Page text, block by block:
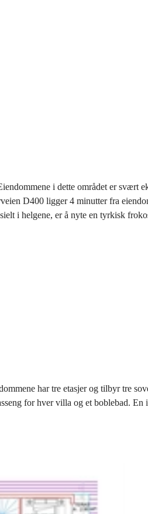
i dette området er svært
D400 ligger 4 minutter fra
i helgene, er å nyte en tyrkisk
har tre etasjer og tilbyr tre
for hver villa og et boblebad.